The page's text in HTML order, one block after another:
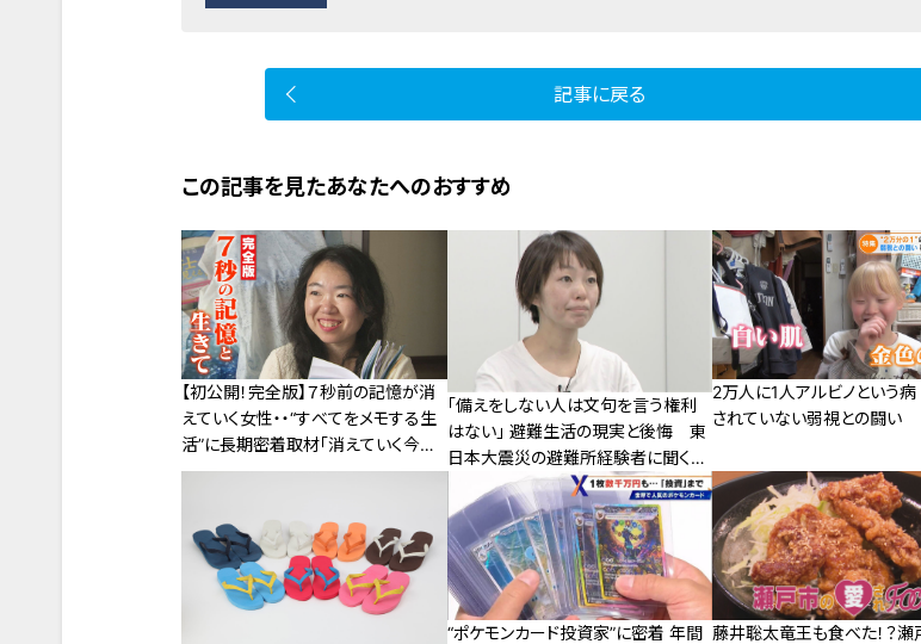
記事に戻る
この記事を見たあなたへのおすすめ
【初公開！完全版】７秒前の記憶が消
えていく女性・・“すべてをメモする生
活”に長期密着取材「消えていく今～7
秒の記憶と生きる～」
「備えをしない人は文句を言う権利
はない」 避難生活の現実と後悔 東
日本大震災の避難所経験者に聞く、
今すぐすべき備えとは
2万人に1人アルビノという
されていない弱視との闘い
“ポケモンカード投資家”に密着 年間 藤井聡太竜王も食べた！？瀬